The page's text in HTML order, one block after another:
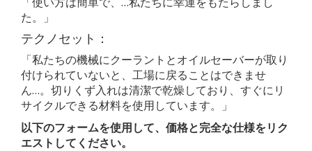
た。」
テクノセット：
「私たちの機械にクーラントとオイルセーバーが取り
付けられていないと、工場に戻ることはできませ
ん…。切りくず入れは清潔で乾燥しており、すぐにリ
サイクルできる材料を使用しています。」
以下のフォームを使用して、価格と完全な仕様をリク
エストしてください。